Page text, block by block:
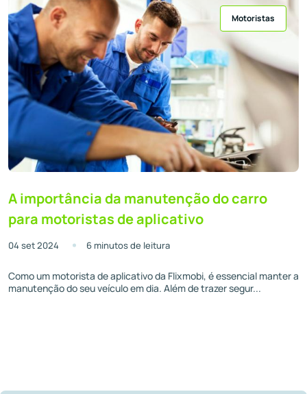
Motoristas
A importância da manutenção do carro
para motoristas de aplicativo
04 set 2024 6 minutos de leitura
Como um motorista de aplicativo da Flixmobi, é essencial manter a
manutenção do seu veículo em dia. Além de trazer segur...